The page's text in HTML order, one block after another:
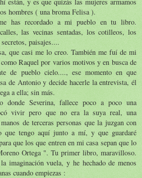
hombres ( una broma Felisa ).
has recordado a mi pueblo en tu libro.
las vecinas sentadas, los cotilleos, los
paisajes....
que casi me lo creo. También me fuí de mi
Raquel por varios motivos y en busca de
de pueblo cielo...., ese momento en que
de Antonio y decide hacerle la entrevista, él
a ella; sin más.
donde Severina, fallece poco a poco una
vivir pero que no era la suya real, una
de terceras personas que la juzgan con
que tengo aquí junto a mí, y que guardaré
que los que entren en mi casa sepan que lo
Ortega ". Tu primer libro, maravilloso.
imaginación vuela, y he hechado de menos
cuando empiezas :